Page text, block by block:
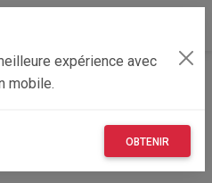
expérience avec
mobile.
OBTENIR
Aquitaine